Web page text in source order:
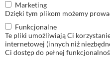
Święta
2.01.2026
23.12.2025
Marketing
Dzięki tym plikom możemy
Funkcjonalne
Te pliki umożliwiają Ci
internetowej (innych niż
Ci dostęp do pełnej